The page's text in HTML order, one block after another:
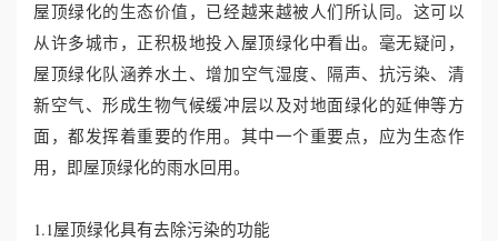
闻
资
屋顶绿化的生态价值，已经越来越被人们所认同。这可以
从许多城市，正积极地投入屋顶绿化中看出。毫无疑问，
屋顶绿化队涵养水土、增加空气湿度、隔声、抗污染、清
新空气、形成生物气候缓冲层以及对地面绿化的延伸等方
面，都发挥着重要的作用。其中一个重要点，应为生态作
用，即屋顶绿化的雨水回用。
1.1屋顶绿化具有去除污染的功能